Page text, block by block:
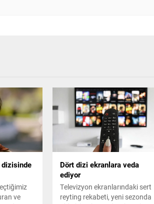
dizisinde
ve
Dört dizi ekranlara veda
ediyor
Televizyon ekranlarındaki sert
reyting rekabeti, yeni sezonda